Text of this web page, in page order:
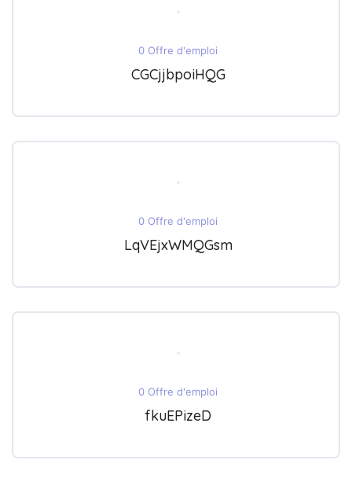
0 Offre d'emploi
CGCjjbpoiHQG
0 Offre d'emploi
LqVEjxWMQGsm
0 Offre d'emploi
fkuEPizeD